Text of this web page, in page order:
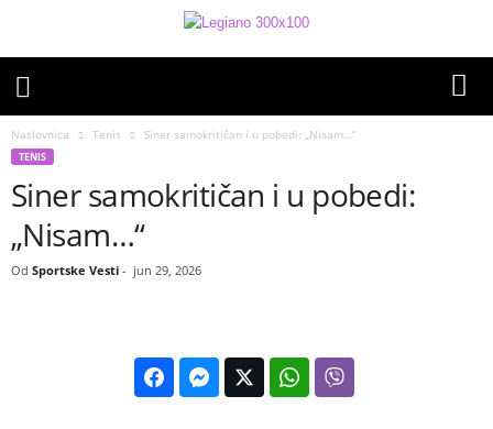
Naslovnica Tenis Siner samokritičan i u pobedi: „Nisam…“
TENIS
Siner samokritičan i u pobedi:
„Nisam…“
Od Sportske Vesti - jun 29, 2026